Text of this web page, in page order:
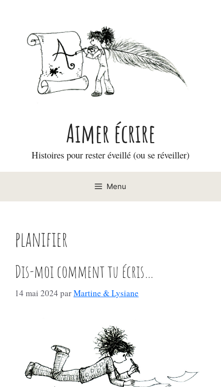
Aimer écrire
Histoires pour rester éveillé (ou se réveiller)
Menu
planifier
Dis-moi comment tu écris…
14 mai 2024 parMartine & Lysiane